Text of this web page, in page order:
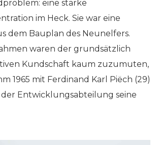
eine starke
im Heck. Sie war eine
dem Bauplan des Neunelfers.
waren der grundsätzlich
Kundschaft kaum zuzumuten,
1965 mit Ferdinand Karl Piëch (29)
Entwicklungsabteilung seine